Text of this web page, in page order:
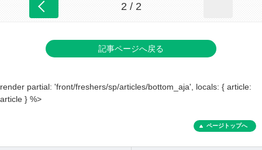
2 / 2
記事ページへ戻る
render partial: 'front/freshers/sp/articles/bottom_aja', locals: { article:
article } %>
ページトップへ